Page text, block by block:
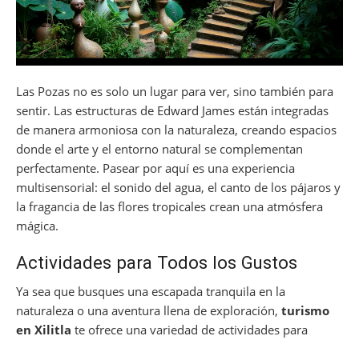
Las Pozas no es solo un lugar para ver, sino también para
sentir. Las estructuras de Edward James están integradas
de manera armoniosa con la naturaleza, creando espacios
donde el arte y el entorno natural se complementan
perfectamente. Pasear por aquí es una experiencia
multisensorial: el sonido del agua, el canto de los pájaros y
la fragancia de las flores tropicales crean una atmósfera
mágica.
Actividades para Todos los Gustos
Ya sea que busques una escapada tranquila en la
naturaleza o una aventura llena de exploración, turismo
en Xilitla te ofrece una variedad de actividades para